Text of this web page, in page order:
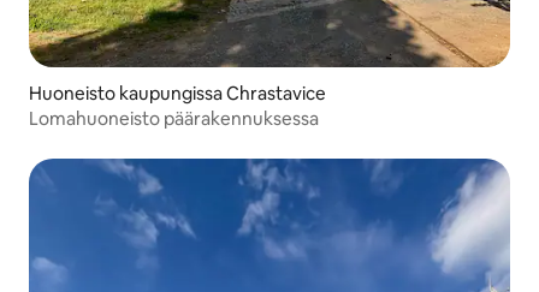
Huoneisto kaupungissa Chrastavice
Lomahuoneisto päärakennuksessa